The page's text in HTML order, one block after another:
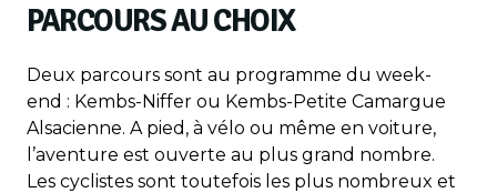
PARCOURS AU CHOIX
Deux parcours sont au programme du week-
end : Kembs-Niffer ou Kembs-Petite Camargue
Alsacienne. A pied, à vélo ou même en voiture,
l’aventure est ouverte au plus grand nombre.
Les cyclistes sont toutefois les plus nombreux et